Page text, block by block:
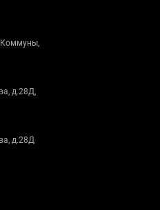
Коммуны,
д.28Д,
д.28Д